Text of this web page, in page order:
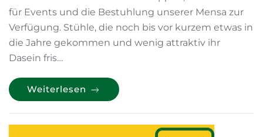
für Events und die Bestuhlung unserer Mensa zur
Verfügung. Stühle, die noch bis vor kurzem etwas in
die Jahre gekommen und wenig attraktiv ihr
Dasein fris…
Weiterlesen